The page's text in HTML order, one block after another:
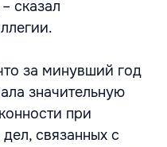
сказал
за минувший год
значительную
при
связанных с